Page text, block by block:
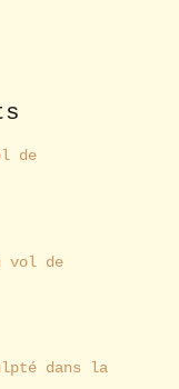
de
vol de
dans la